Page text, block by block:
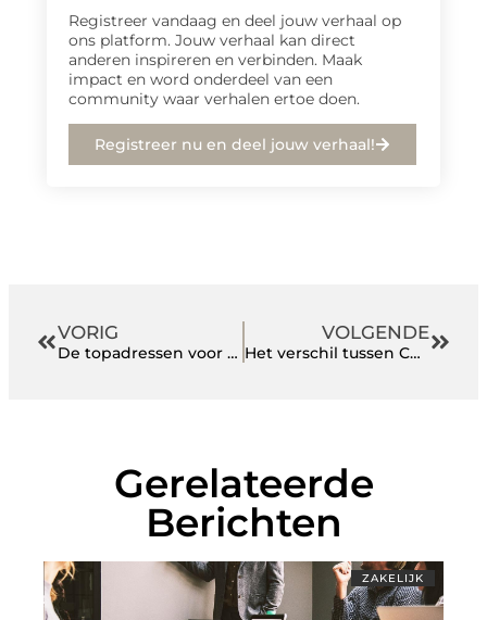
Registreer vandaag en deel jouw verhaal op
ons platform. Jouw verhaal kan direct
anderen inspireren en verbinden. Maak
impact en word onderdeel van een
community waar verhalen ertoe doen.
Registreer nu en deel jouw verhaal!
VORIG
De topadressen voor de goedkoopste lunch in Den Haag
VOLGENDE
Het verschil tussen CRM en Marketing Automation uitgelegd
Gerelateerde
Berichten
ZAKELIJK